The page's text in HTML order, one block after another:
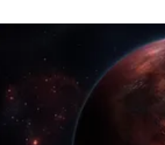
Społeczeństwo
Wojna na Ukrainie